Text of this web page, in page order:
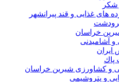
شکر
های غذایی و قند پیرانشهر
خراسان
و آشاميدنی
ایران
پاك
و کشاورزی شیرین خراسان
و پتروشیمی